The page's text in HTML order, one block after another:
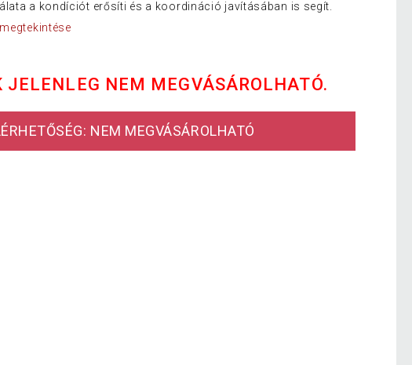
a kondíciót erősíti és a koordináció javításában is segít.
JELENLEG NEM MEGVÁSÁROLHATÓ.
NEM MEGVÁSÁROLHATÓ